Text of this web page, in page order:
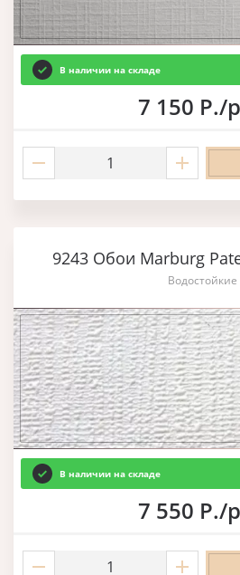
В наличии на складе
7 150 Р./
9243 Обои Marburg
Водостойкие
В наличии на складе
7 550 Р./